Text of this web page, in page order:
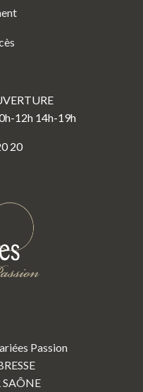
12h 14h-19h
20
Passion
SAÔNE